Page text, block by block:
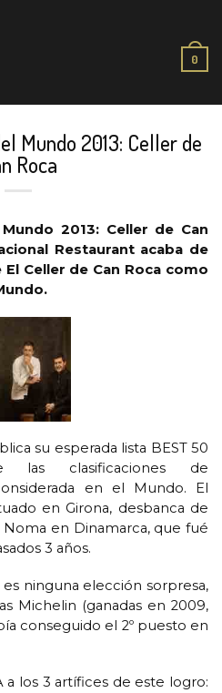
0
Mundo 2013: Celler de
Roca
2013: Celler de Can
Restaurant acaba de
Celler de Can Roca como
su esperada lista BEST 50
las clasificaciones de
en el Mundo. El
en Girona, desbanca de
en Dinamarca, que fué
3 años.
ninguna elección sorpresa,
Michelin (ganadas en 2009,
conseguido el 2º puesto en
a los 3 artífices de este logro: